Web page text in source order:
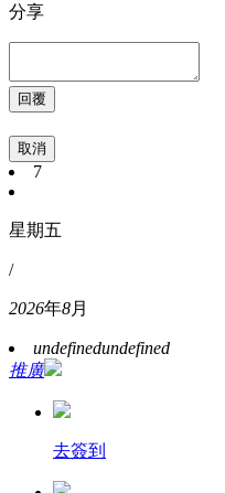
分享
取消
7
星期五
/
2026年8月
undefinedundefined
推廣
去簽到